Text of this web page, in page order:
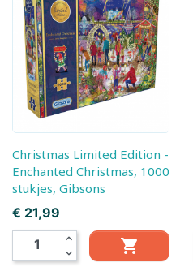
Christmas Limited Edition -
Enchanted Christmas, 1000
stukjes, Gibsons
Prijs
€ 21,99
expand_less
expand_more
